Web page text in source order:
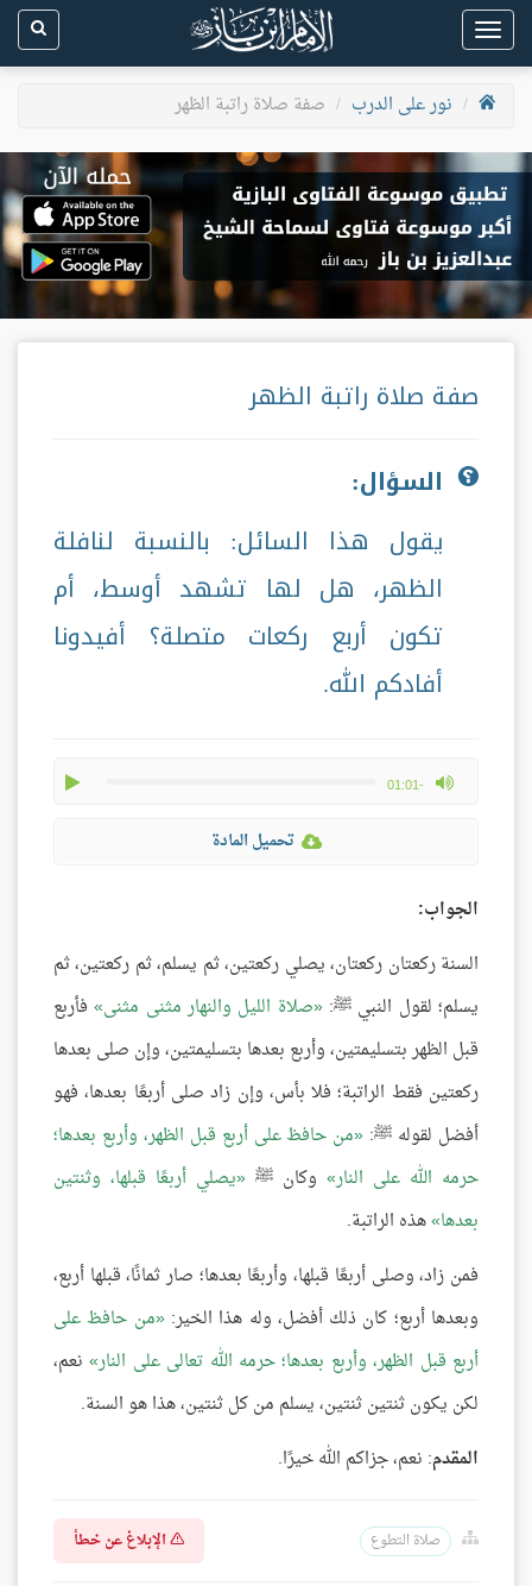
Toggle
navigation
نور على الدرب
صفة صلاة راتبة الظهر
صفة صلاة راتبة الظهر
السؤال:
يقول هذا السائل: بالنسبة لنافلة
الظهر، هل لها تشهد أوسط، أم
تكون أربع ركعات متصلة؟ أفيدونا
أفادكم الله.
-01:01
max volume
تحميل المادة
الجواب:
السنة ركعتان ركعتان، يصلي ركعتين، ثم يسلم، ثم ركعتين، ثم
يسلم؛ لقول النبي ﷺ: صلاة الليل والنهار مثنى مثنى فأربع
قبل الظهر بتسليمتين، وأربع بعدها بتسليمتين، وإن صلى بعدها
ركعتين فقط الراتبة؛ فلا بأس، وإن زاد صلى أربعًا بعدها، فهو
أفضل لقوله ﷺ: من حافظ على أربع قبل الظهر، وأربع بعدها؛
حرمه الله على النار
وكان ﷺ
يصلي أربعًا قبلها، وثنتين
بعدها هذه الراتبة.
فمن زاد، وصلى أربعًا قبلها، وأربعًا بعدها؛ صار ثمانًا، قبلها أربع،
وبعدها أربع؛ كان ذلك أفضل، وله هذا الخير: من حافظ على
أربع قبل الظهر، وأربع بعدها؛ حرمه الله تعالى على النار نعم،
لكن يكون ثنتين ثنتين، يسلم من كل ثنتين، هذا هو السنة.
المقدم: نعم، جزاكم الله خيرًا.
صلاة التطوع الإبلاغ عن خطأ